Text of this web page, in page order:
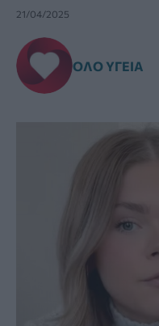
21/04/2025
ΌΛΟ ΥΓΕΊΑ